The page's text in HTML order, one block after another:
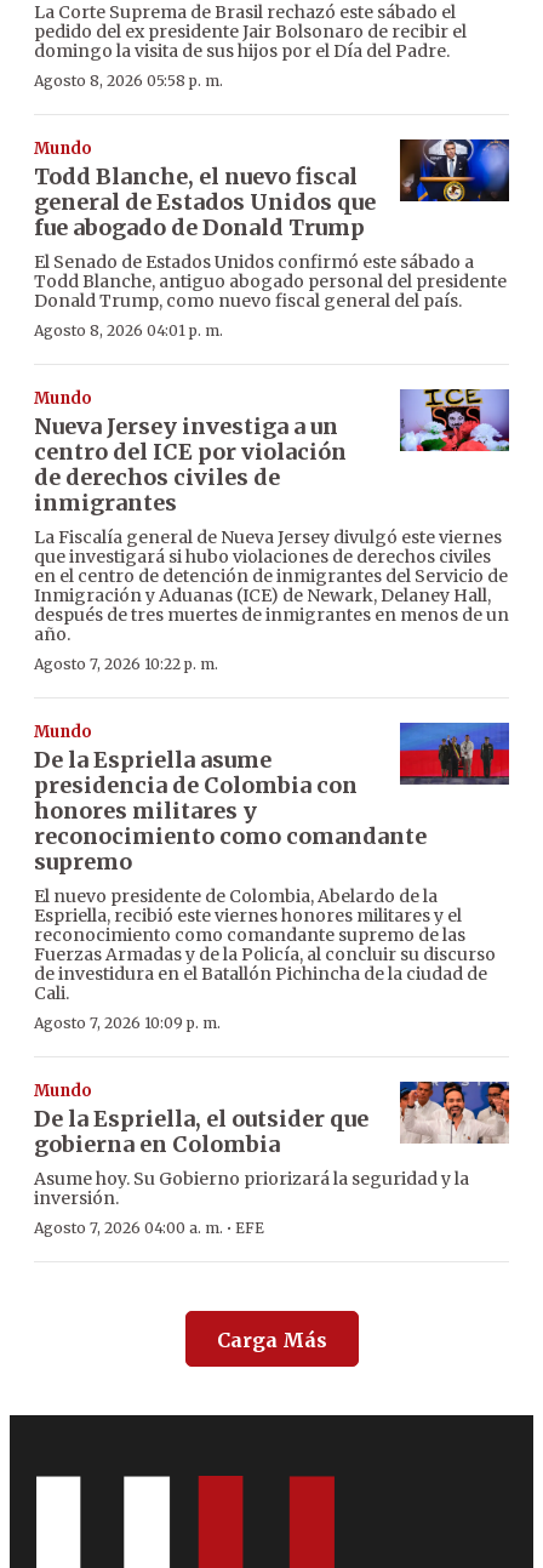
La Corte Suprema de Brasil rechazó este sábado el
pedido del ex presidente Jair Bolsonaro de recibir el
domingo la visita de sus hijos por el Día del Padre.
Agosto 8, 2026 05:58 p. m.
Mundo
Todd Blanche, el nuevo fiscal
general de Estados Unidos que
fue abogado de Donald Trump
El Senado de Estados Unidos confirmó este sábado a
Todd Blanche, antiguo abogado personal del presidente
Donald Trump, como nuevo fiscal general del país.
Agosto 8, 2026 04:01 p. m.
Mundo
Nueva Jersey investiga a un
centro del ICE por violación
de derechos civiles de
inmigrantes
La Fiscalía general de Nueva Jersey divulgó este viernes
que investigará si hubo violaciones de derechos civiles
en el centro de detención de inmigrantes del Servicio de
Inmigración y Aduanas (ICE) de Newark, Delaney Hall,
después de tres muertes de inmigrantes en menos de un
año.
Agosto 7, 2026 10:22 p. m.
Mundo
De la Espriella asume
presidencia de Colombia con
honores militares y
reconocimiento como comandante
supremo
El nuevo presidente de Colombia, Abelardo de la
Espriella, recibió este viernes honores militares y el
reconocimiento como comandante supremo de las
Fuerzas Armadas y de la Policía, al concluir su discurso
de investidura en el Batallón Pichincha de la ciudad de
Cali.
Agosto 7, 2026 10:09 p. m.
Mundo
De la Espriella, el outsider que
gobierna en Colombia
Asume hoy. Su Gobierno priorizará la seguridad y la
inversión.
Agosto 7, 2026 04:00 a. m. · EFE
Carga Más